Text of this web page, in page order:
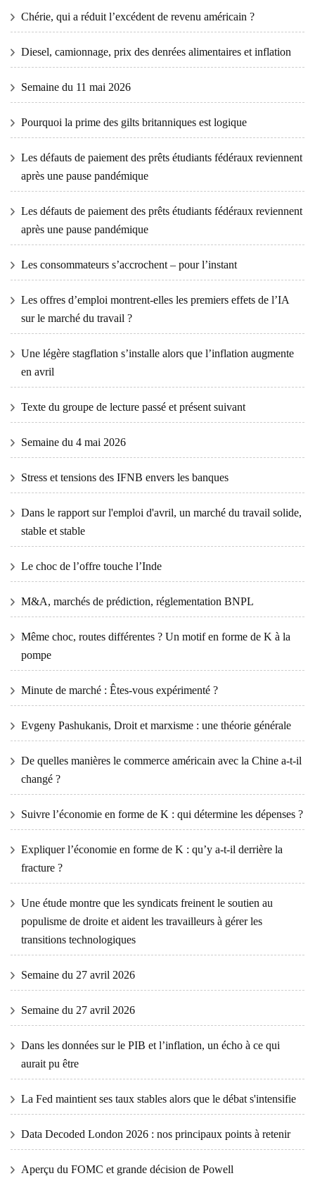
Chérie, qui a réduit l’excédent de revenu américain ?
Diesel, camionnage, prix des denrées alimentaires et inflation
Semaine du 11 mai 2026
Pourquoi la prime des gilts britanniques est logique
Les défauts de paiement des prêts étudiants fédéraux reviennent
après une pause pandémique
Les défauts de paiement des prêts étudiants fédéraux reviennent
après une pause pandémique
Les consommateurs s’accrochent – ​​pour l’instant
Les offres d’emploi montrent-elles les premiers effets de l’IA
sur le marché du travail ?
Une légère stagflation s’installe alors que l’inflation augmente
en avril
Texte du groupe de lecture passé et présent suivant
Semaine du 4 mai 2026
Stress et tensions des IFNB envers les banques
Dans le rapport sur l'emploi d'avril, un marché du travail solide,
stable et stable
Le choc de l’offre touche l’Inde
M&A, marchés de prédiction, réglementation BNPL
Même choc, routes différentes ? Un motif en forme de K à la
pompe
Minute de marché : Êtes-vous expérimenté ?
Evgeny Pashukanis, Droit et marxisme : une théorie générale
De quelles manières le commerce américain avec la Chine a-t-il
changé ?
Suivre l’économie en forme de K : qui détermine les dépenses ?
Expliquer l’économie en forme de K : qu’y a-t-il derrière la
fracture ?
Une étude montre que les syndicats freinent le soutien au
populisme de droite et aident les travailleurs à gérer les
transitions technologiques
Semaine du 27 avril 2026
Semaine du 27 avril 2026
Dans les données sur le PIB et l’inflation, un écho à ce qui
aurait pu être
La Fed maintient ses taux stables alors que le débat s'intensifie
Data Decoded London 2026 : nos principaux points à retenir
Aperçu du FOMC et grande décision de Powell